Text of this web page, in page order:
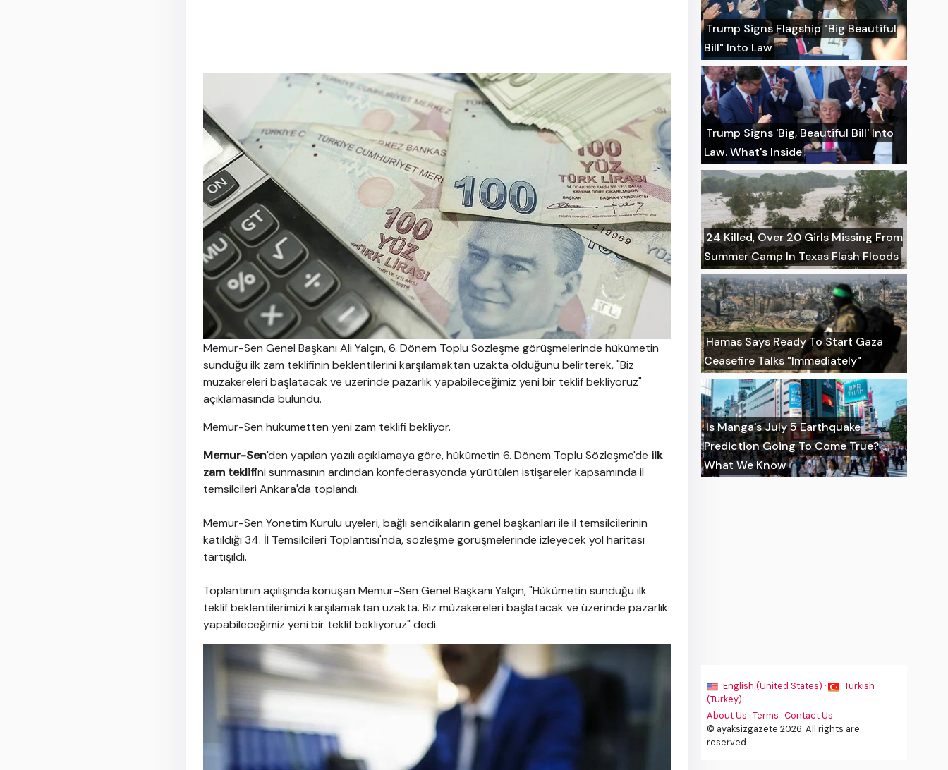
Memur-Sen Genel Başkanı Ali Yalçın, 6. Dönem Toplu Sözleşme görüşmelerinde hükümetin
sunduğu ilk zam teklifinin beklentilerini karşılamaktan uzakta olduğunu belirterek, "Biz
müzakereleri başlatacak ve üzerinde pazarlık yapabileceğimiz yeni bir teklif bekliyoruz"
açıklamasında bulundu.
Memur-Sen hükümetten yeni zam teklifi bekliyor.
Memur-Sen'den yapılan yazılı açıklamaya göre, hükümetin 6. Dönem Toplu Sözleşme'de ilk
zam teklifini sunmasının ardından konfederasyonda yürütülen istişareler kapsamında il
temsilcileri Ankara'da toplandı.
Memur-Sen Yönetim Kurulu üyeleri, bağlı sendikaların genel başkanları ile il temsilcilerinin
katıldığı 34. İl Temsilcileri Toplantısı'nda, sözleşme görüşmelerinde izleyecek yol haritası
tartışıldı.
Toplantının açılışında konuşan Memur-Sen Genel Başkanı Yalçın, "Hükümetin sunduğu ilk
teklif beklentilerimizi karşılamaktan uzakta. Biz müzakereleri başlatacak ve üzerinde pazarlık
yapabileceğimiz yeni bir teklif bekliyoruz" dedi.
Trump Signs Flagship "Big Beautiful
Bill" Into Law
Trump Signs 'Big, Beautiful Bill' Into
Law. What's Inside
24 Killed, Over 20 Girls Missing From
Summer Camp In Texas Flash Floods
Hamas Says Ready To Start Gaza
Ceasefire Talks "Immediately"
Is Manga's July 5 Earthquake
Prediction Going To Come True?
What We Know
English (United States) ·
Turkish
(Turkey) ·
About Us ·Terms ·Contact Us
© ayaksizgazete 2026. All rights are
reserved